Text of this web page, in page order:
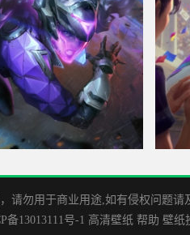
请勿用于商业用途,如有侵权问题
备13013111号-1 高清壁纸 帮助 壁纸